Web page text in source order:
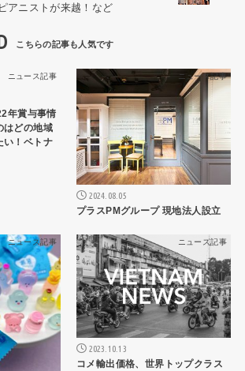
アニストが来越！など
ニュース記事
年賞与事情
はどの地域
い！ベトナ
ニュース記事
2024.08.05
プラスPMグループ 現地法人設立
ニュース記事 ニュース記事
2023.10.13
コメ輸出価格、世界トップクラス